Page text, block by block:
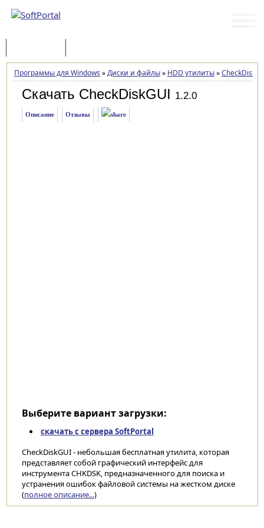
Программы для Windows »Диски и файлы» HDD утилиты»
Скачать CheckDiskGUI 1.2.0
Описание Отзывы
Выберите вариант загрузки:
скачать с сервера SoftPortal
CheckDiskGUI - небольшая бесплатная утилита, которая
представляет собой графический интерфейс для
инструмента CHKDSK, предназначенного для поиска и
устранения ошибок файловой системы на жестком диске
(полное описание...)